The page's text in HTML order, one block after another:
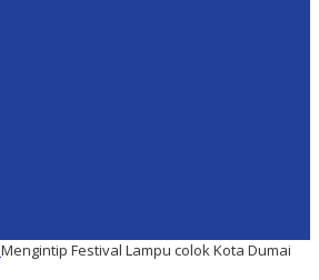
Mengintip Festival Lampu colok Kota Dumai